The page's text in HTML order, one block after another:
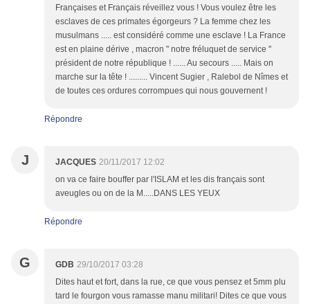
Françaises et Français réveillez vous ! Vous voulez être les
esclaves de ces primates égorgeurs ? La femme chez les
musulmans ..... est considéré comme une esclave ! La France
est en plaine dérive , macron " notre fréluquet de service "
président de notre république ! ...... Au secours ..... Mais on
marche sur la tête ! ......... Vincent Sugier , Ralebol de Nîmes et
de toutes ces ordures corrompues qui nous gouvernent !
Répondre
J JACQUES 20/11/2017 12:02
on va ce faire bouffer par l'ISLAM et les dis français sont
aveugles ou on de la M.....DANS LES YEUX
Répondre
G GDB 29/10/2017 03:28
Dites haut et fort, dans la rue, ce que vous pensez et 5mm plu
tard le fourgon vous ramasse manu militari! Dites ce que vous